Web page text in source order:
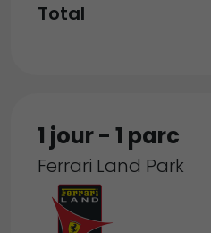
Total
1 jour - 1 parc
Ferrari Land Park